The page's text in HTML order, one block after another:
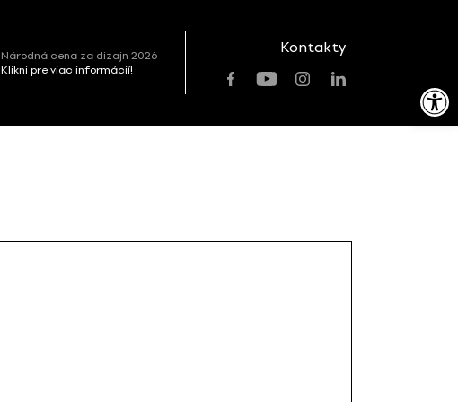
Open toolbar
Národná cena za dizajn 2026
Klikni pre viac informácií!
Kontakty